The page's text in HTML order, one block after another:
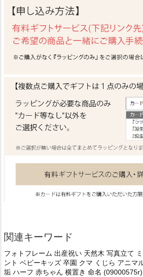
関連キーワード
フォトフレーム 出産祝い 天然木 写真立て
ント ベビーキッズ 卒園 クマ くじら アニマ
垢 ハーフ 赤ちゃん 横置き 命名 (09000575r)